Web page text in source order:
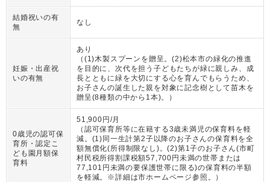
結婚祝いの有
無
なし
妊娠・出産祝
いの有無
あり
（ (1)木製スプーンを贈呈。(2)松本市の緑化の推進
を目的に、次代を担う子どもたちが緑に親しみ、成
長とともに緑を大切にする心を育んでもらうため、
お子さんの誕生した親を対象に記念樹として苗木を
贈呈(8種類の中から1本)。
）
0歳児の認可保
育所・認定こ
ども園月額保
育料
51,900円/月
（ 認可保育所等に在籍する3歳未満児の保育料を軽
減。(1)同一生計第2子以降のお子さんの保育料を全
額無償化(所得制限なし)。(2)第1子のお子さん(市町
村民税所得割課税額57,700円未満の世帯または
77,101円未満の要保護世帯に限る)の保育料の半額
を軽減。※詳細は市ホームページ参照。
）